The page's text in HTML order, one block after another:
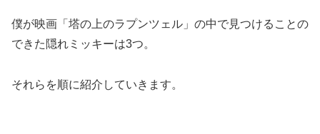
僕が映画「塔の上のラプンツェル」の中で見つけることの
できた隠れミッキーは3つ。
それらを順に紹介していきます。